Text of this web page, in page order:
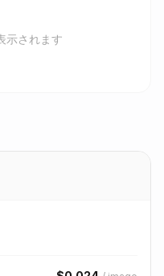
示されます